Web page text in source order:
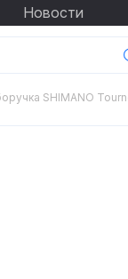
Новости
SHIMANO